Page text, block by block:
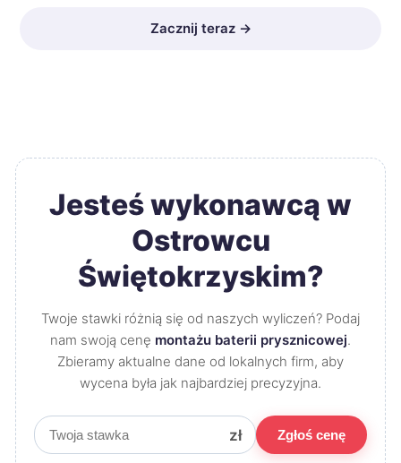
Zacznij teraz →
Jesteś wykonawcą w
Ostrowcu
Świętokrzyskim?
Twoje stawki różnią się od naszych wyliczeń? Podaj
nam swoją cenę montażu baterii prysznicowej.
Zbieramy aktualne dane od lokalnych firm, aby
wycena była jak najbardziej precyzyjna.
zł Zgłoś cenę